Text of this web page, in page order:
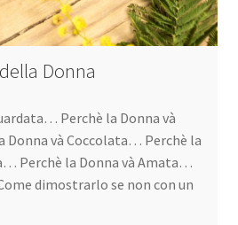
Donna
Perchè la Donna và
và Coccolata… Perchè la
Perchè la Donna và Amata…
dimostrarlo se non con un